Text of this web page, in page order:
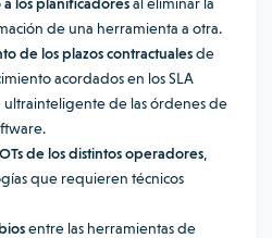
de una herramienta a otra.
de los plazos contractualesde
acordados en los SLA
ultrainteligente de las órdenes de
de los distintos operadores
que requieren técnicos
entre las herramientas de